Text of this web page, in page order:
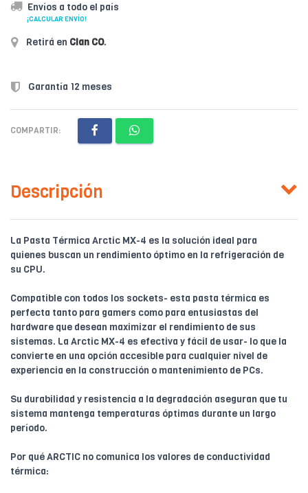
Envíos a todo el país
¡CALCULAR ENVÍO!
Retirá en Clan CO.
Garantía 12 meses
COMPARTIR:
Descripción
La Pasta Térmica Arctic MX-4 es la solución ideal para
quienes buscan un rendimiento óptimo en la refrigeración de
su CPU.
Compatible con todos los sockets- esta pasta térmica es
perfecta tanto para gamers como para entusiastas del
hardware que desean maximizar el rendimiento de sus
sistemas. La Arctic MX-4 es efectiva y fácil de usar- lo que la
convierte en una opción accesible para cualquier nivel de
experiencia en la construcción o mantenimiento de PCs.
Su durabilidad y resistencia a la degradación aseguran que tu
sistema mantenga temperaturas óptimas durante un largo
período.
Por qué ARCTIC no comunica los valores de conductividad
térmica: